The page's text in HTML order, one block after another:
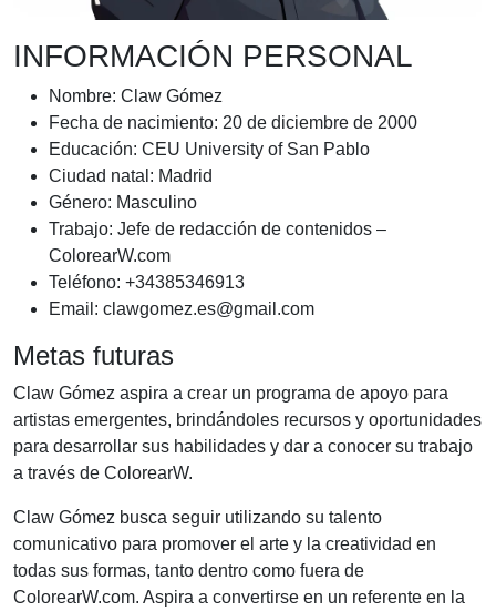
INFORMACIÓN PERSONAL
Nombre: Claw Gómez
Fecha de nacimiento: 20 de diciembre de 2000
Educación: CEU University of San Pablo
Ciudad natal: Madrid
Género: Masculino
Trabajo: Jefe de redacción de contenidos –
ColorearW.com
Teléfono: +34385346913
Email: clawgomez.es@gmail.com
Metas futuras
Claw Gómez aspira a crear un programa de apoyo para
artistas emergentes, brindándoles recursos y oportunidades
para desarrollar sus habilidades y dar a conocer su trabajo
a través de ColorearW.
Claw Gómez busca seguir utilizando su talento
comunicativo para promover el arte y la creatividad en
todas sus formas, tanto dentro como fuera de
ColorearW.com. Aspira a convertirse en un referente en la